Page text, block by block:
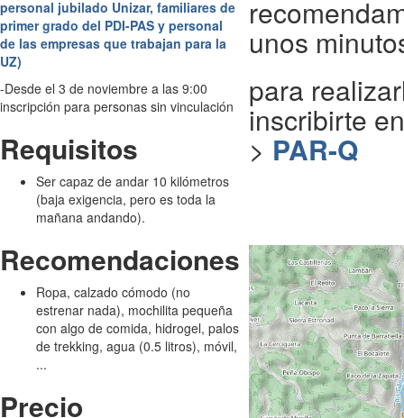
personal jubilado Unizar, familiares de
primer grado del PDI-PAS y personal
de las empresas que trabajan para la
UZ)
-Desde el 3 de noviembre a las 9:00
inscripción para personas sin vinculación
Requisitos
Ser capaz de andar 10 kilómetros
(baja exigencia, pero es toda la
mañana andando).
Recomendaciones
Ropa, calzado cómodo (no
estrenar nada), mochilita pequeña
con algo de comida, hidrogel, palos
de trekking, agua (0.5 litros), móvil,
...
Precio
unos
para
inscribirte
> PAR-Q